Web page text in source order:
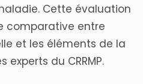
Cette évaluation
comparative entre
et les éléments de la
experts du CRRMP.